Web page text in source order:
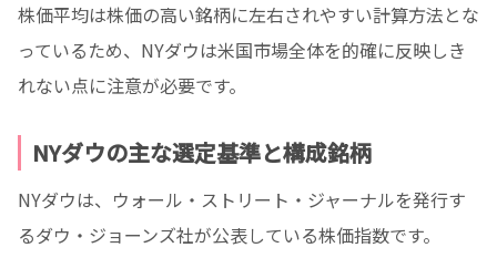
株価平均は株価の高い銘柄に左右されやすい計算方法とな
っているため、NYダウは米国市場全体を的確に反映しき
れない点に注意が必要です。
NYダウの主な選定基準と構成銘柄
NYダウは、ウォール・ストリート・ジャーナルを発行す
るダウ・ジョーンズ社が公表している株価指数です。